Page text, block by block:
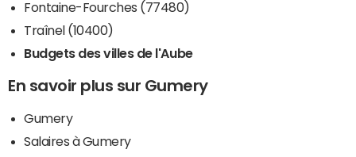
Fontaine-Fourches (77480)
Traînel (10400)
Budgets des villes de l'Aube
En savoir plus sur Gumery
Gumery
Salaires à Gumery